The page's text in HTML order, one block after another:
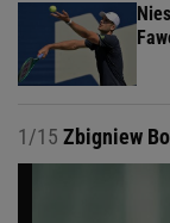
1/15 Zbigniew